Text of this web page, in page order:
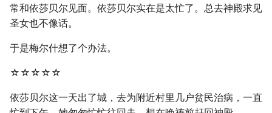
常和依莎贝尔见面。依莎贝尔实在是太忙了。总去神殿求见
圣女也不像话。
于是梅尔什想了个办法。
☆☆☆☆☆
依莎贝尔这一天出了城，去为附近村里几户贫民治病，一直